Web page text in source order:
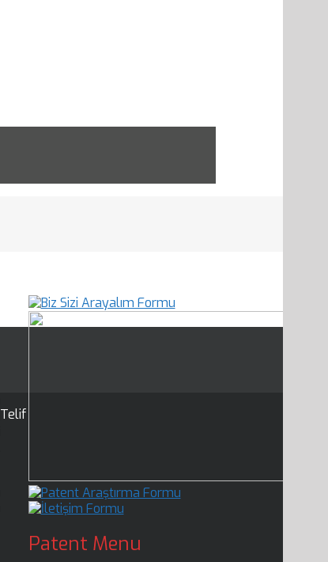
Patent Menu
Telif